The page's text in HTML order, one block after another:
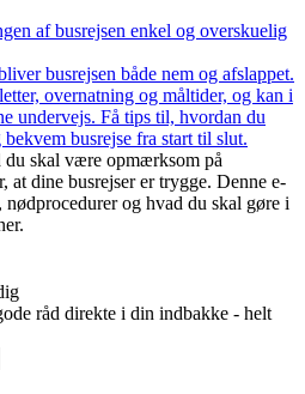
af busrejsen enkel og overskuelig
busrejsen både nem og afslappet.
overnatning og måltider, og kan i
undervejs. Få tips til, hvordan du
busrejse fra start til slut.
du skal være opmærksom på
at dine busrejser er trygge. Denne e-
og hvad du skal gøre i
råd direkte i din indbakke - helt